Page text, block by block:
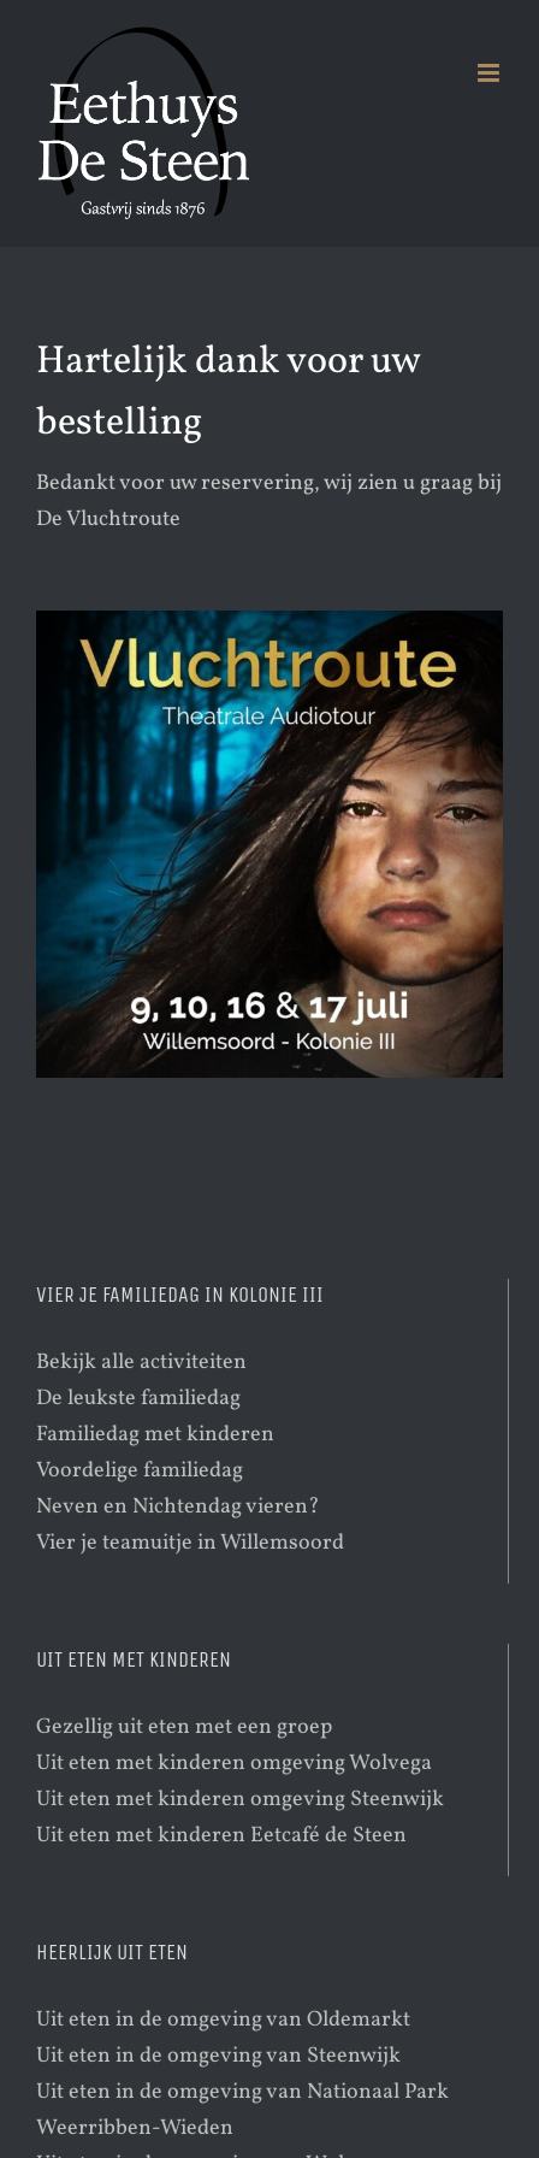
inhoud
Hartelijk dank voor uw
bestelling
Bedankt voor uw reservering, wij zien u graag bij
De Vluchtroute
VIER JE FAMILIEDAG IN KOLONIE III
Bekijk alle activiteiten
De leukste familiedag
Familiedag met kinderen
Voordelige familiedag
Neven en Nichtendag vieren?
Vier je teamuitje in Willemsoord
UIT ETEN MET KINDEREN
Gezellig uit eten met een groep
Uit eten met kinderen omgeving Wolvega
Uit eten met kinderen omgeving Steenwijk
Uit eten met kinderen Eetcafé de Steen
HEERLIJK UIT ETEN
Uit eten in de omgeving van Oldemarkt
Uit eten in de omgeving van Steenwijk
Uit eten in de omgeving van Nationaal Park
Weerribben-Wieden